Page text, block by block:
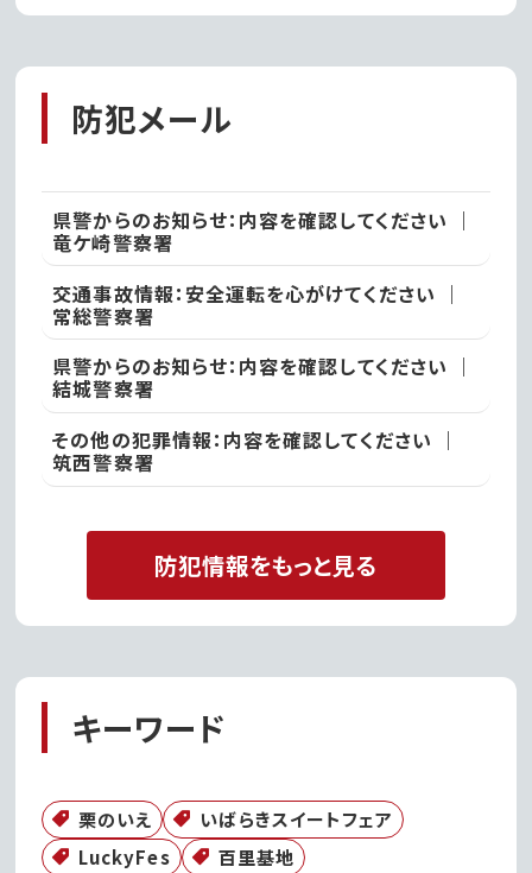
いただきました!!
防犯メール
県警からのお知らせ：内容を確認してください ｜
竜ケ崎警察署
交通事故情報：安全運転を心がけてください ｜
常総警察署
県警からのお知らせ：内容を確認してください ｜
結城警察署
その他の犯罪情報：内容を確認してください ｜
筑西警察署
防犯情報をもっと見る
キーワード
栗のいえ
いばらきスイートフェア
LuckyFes
百里基地